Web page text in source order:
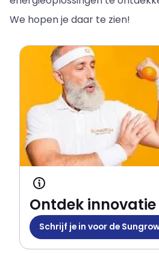
We hopen je daar te zien!
Ontdek
Schrijf je in voor de